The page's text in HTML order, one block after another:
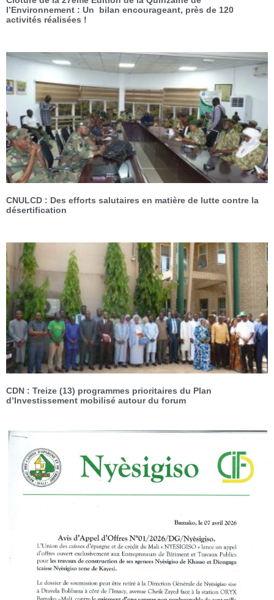
l’Environnement : Un bilan encourageant, près de 120
activités réalisées !
CNULCD : Des efforts salutaires en matière de lutte contre la
désertification
CDN : Treize (13) programmes prioritaires du Plan
d’Investissement mobilisé autour du forum